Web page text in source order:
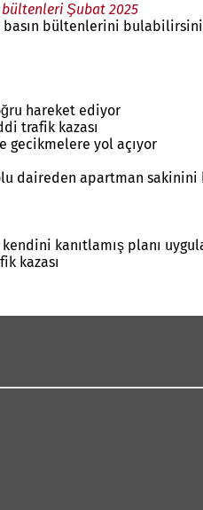
bültenleri Şubat 2025
bültenlerini
hareket ediyor
trafik kazası
gecikmelere yol açıyor
daireden apartman sakinini
kanıtlamış planı
kazası